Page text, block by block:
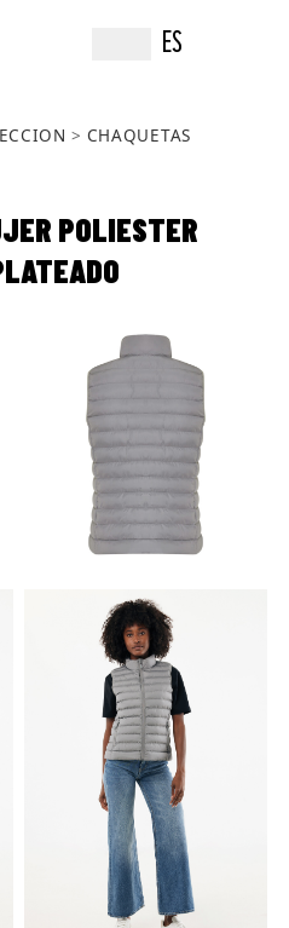
ES
CHAQUETAS
POLIESTER